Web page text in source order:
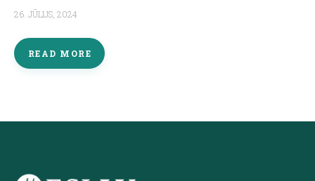
26. JŪLIJS, 2024
READ MORE